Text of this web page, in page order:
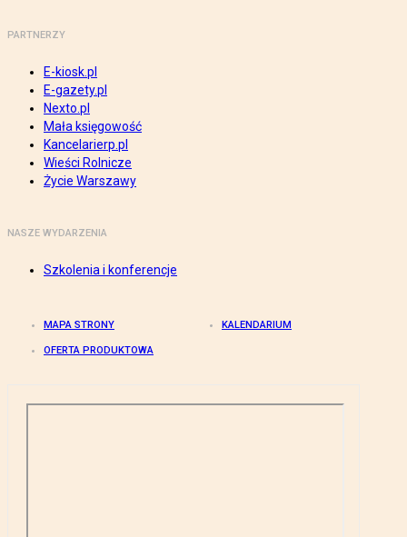
PARTNERZY
E-kiosk.pl
E-gazety.pl
Nexto.pl
Mała księgowość
Kancelarierp.pl
Wieści Rolnicze
Życie Warszawy
NASZE WYDARZENIA
Szkolenia i konferencje
MAPA STRONY KALENDARIUM
OFERTA PRODUKTOWA